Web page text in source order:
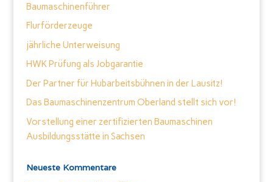
Baumaschinenführer
Flurförderzeuge
jährliche Unterweisung
HWK Prüfung als Jobgarantie
Der Partner für Hubarbeitsbühnen in der Lausitz!
Das Baumaschinenzentrum Oberland stellt sich vor!
Vorstellung einer zertifizierten Baumaschinen
Ausbildungsstätte in Sachsen
Neueste Kommentare